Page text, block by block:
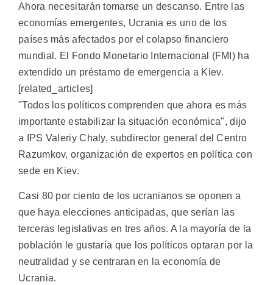
Ahora necesitarán tomarse un descanso. Entre las
economías emergentes, Ucrania es uno de los
países más afectados por el colapso financiero
mundial. El Fondo Monetario Internacional (FMI) ha
extendido un préstamo de emergencia a Kiev.
[related_articles]
"Todos los políticos comprenden que ahora es más
importante estabilizar la situación económica", dijo
a IPS Valeriy Chaly, subdirector general del Centro
Razumkov, organización de expertos en política con
sede en Kiev.
Casi 80 por ciento de los ucranianos se oponen a
que haya elecciones anticipadas, que serían las
terceras legislativas en tres años. A la mayoría de la
población le gustaría que los políticos optaran por la
neutralidad y se centraran en la economía de
Ucrania.